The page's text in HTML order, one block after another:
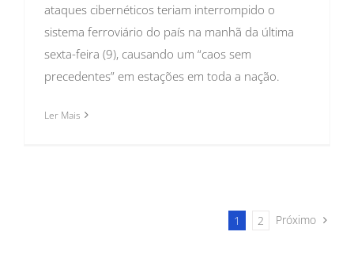
ataques cibernéticos teriam interrompido o
sistema ferroviário do país na manhã da última
sexta-feira (9), causando um “caos sem
precedentes” em estações em toda a nação.
Ler Mais
1 2 Próximo